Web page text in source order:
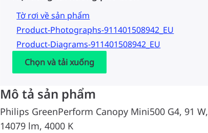
Tờ rơi về sản phẩm
Product-Photographs-911401508942_EU
Product-Diagrams-911401508942_EU
Chọn và tải xuống
Mô tả sản phẩm
Philips GreenPerform Canopy Mini500 G4, 91 W,
14079 lm, 4000 K